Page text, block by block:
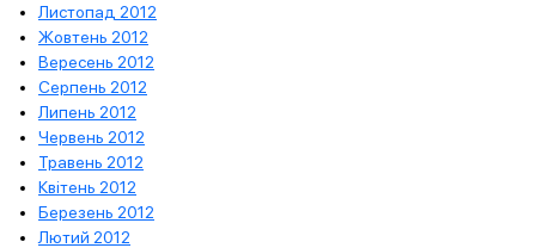
Листопад 2012
Жовтень 2012
Вересень 2012
Серпень 2012
Липень 2012
Червень 2012
Травень 2012
Квітень 2012
Березень 2012
Лютий 2012